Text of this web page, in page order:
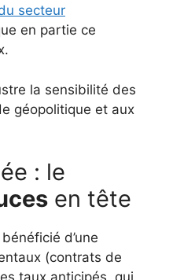
secteur
en partie ce
la sensibilité des
géopolitique et aux
: le
en tête
d’une
(contrats de